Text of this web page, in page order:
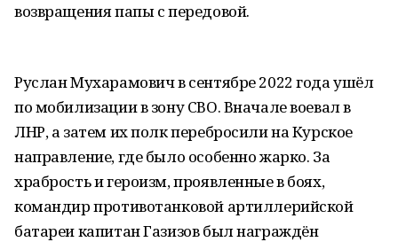
возвращения папы с передовой.
Руслан Мухарамович в сентябре 2022 года ушёл
по мобилизации в зону СВО. Вначале воевал в
ЛНР, а затем их полк перебросили на Курское
направление, где было особенно жарко. За
храбрость и героизм, проявленные в боях,
командир противотанковой артиллерийской
батареи капитан Газизов был награждён